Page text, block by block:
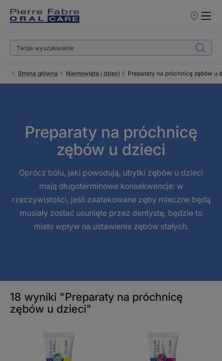
Punkty
Strona główna Niemowlęta i dzieci Preparaty na próchnicę zębów u
Preparaty na próchnicę
zębów u dzieci
Oprócz bólu, jaki powodują, ubytki zębów u dzieci
mają długoterminowe konsekwencje: w
rzeczywistości, jeśli zaatakowane zęby mleczne będą
musiały zostać usunięte przez dentystę, będzie to
miało wpływ na ustawienie zębów stałych.
18 wyniki "Preparaty na próchnicę
zębów u dzieci"
Kids
Bananowa
Kids
Czerwone